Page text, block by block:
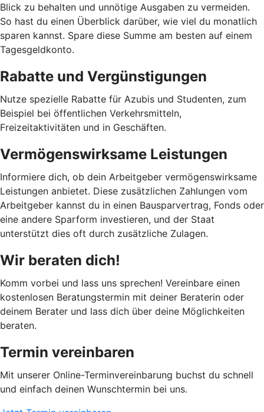
Blick zu behalten und unnötige Ausgaben zu vermeiden.
So hast du einen Überblick darüber, wie viel du monatlich
sparen kannst. Spare diese Summe am besten auf einem
Tagesgeldkonto.
Rabatte und Vergünstigungen
Nutze spezielle Rabatte für Azubis und Studenten, zum
Beispiel bei öffentlichen Verkehrsmitteln,
Freizeitaktivitäten und in Geschäften.
Vermögenswirksame Leistungen
Informiere dich, ob dein Arbeitgeber vermögenswirksame
Leistungen anbietet. Diese zusätzlichen Zahlungen vom
Arbeitgeber kannst du in einen Bausparvertrag, Fonds oder
eine andere Sparform investieren, und der Staat
unterstützt dies oft durch zusätzliche Zulagen.
Wir beraten dich!
Komm vorbei und lass uns sprechen! Vereinbare einen
kostenlosen Beratungstermin mit deiner Beraterin oder
deinem Berater und lass dich über deine Möglichkeiten
beraten.
Termin vereinbaren
Mit unserer Online-Terminvereinbarung buchst du schnell
und einfach deinen Wunschtermin bei uns.